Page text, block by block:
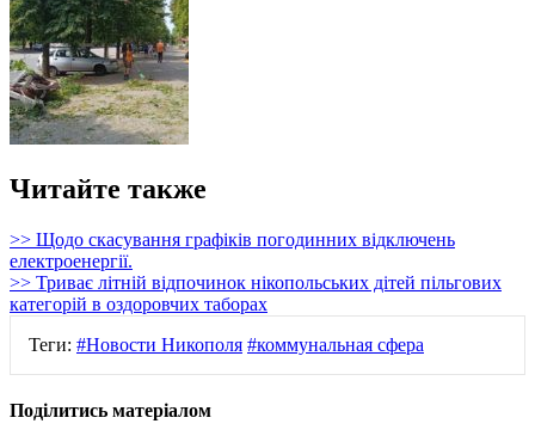
Читайте также
>> Щодо скасування графіків погодинних відключень
електроенергії.
>> Триває літній відпочинок нікопольських дітей пільгових
категорій в оздоровчих таборах
Теги: #Новости Никополя #коммунальная сфера
Поділитись матеріалом